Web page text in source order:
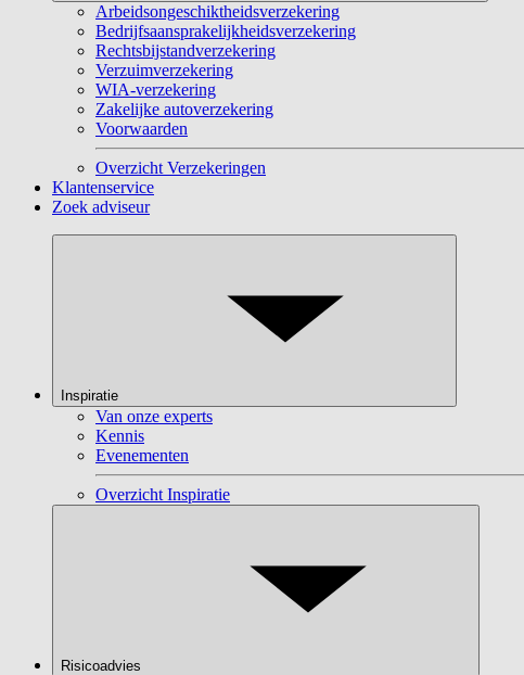
Arbeidsongeschiktheidsverzekering
Bedrijfsaansprakelijkheidsverzekering
Rechtsbijstandverzekering
Verzuimverzekering
WIA-verzekering
Zakelijke autoverzekering
Voorwaarden
Overzicht Verzekeringen
Klantenservice
Zoek adviseur
Inspiratie
Van onze experts
Kennis
Evenementen
Overzicht Inspiratie
Risicoadvies